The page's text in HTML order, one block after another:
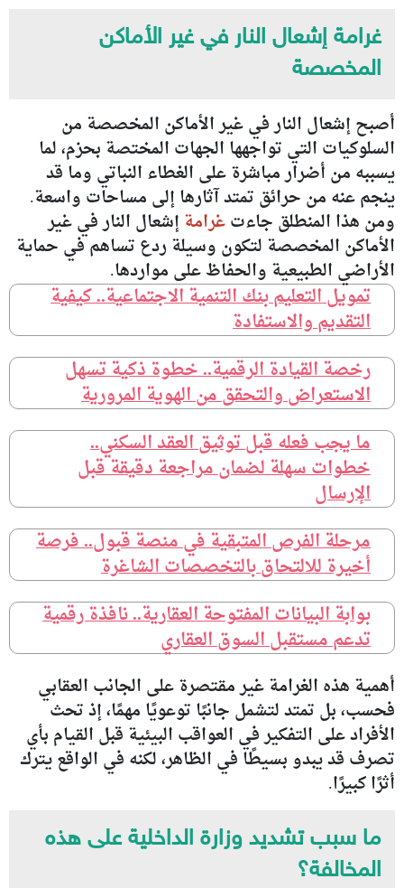
غرامة إشعال النار في غير الأماكن
المخصصة
أصبح إشعال النار في غير الأماكن المخصصة من
السلوكيات التي تواجهها الجهات المختصة بحزم، لما
يسببه من أضرار مباشرة على الغطاء النباتي وما قد
ينجم عنه من حرائق تمتد آثارها إلى مساحات واسعة.
ومن هذا المنطلق جاءتغرامةإشعال النار في غير
الأماكن المخصصة لتكون وسيلة ردع تساهم في حماية
الأراضي الطبيعية والحفاظ على مواردها.
تمويل التعليم بنك التنمية الاجتماعية.. كيفية
التقديم والاستفادة
رخصة القيادة الرقمية.. خطوة ذكية تسهل
الاستعراض والتحقق من الهوية المرورية
ما يجب فعله قبل توثيق العقد السكني..
خطوات سهلة لضمان مراجعة دقيقة قبل
الإرسال
مرحلة الفرص المتبقية في منصة قبول.. فرصة
أخيرة للالتحاق بالتخصصات الشاغرة
بوابة البيانات المفتوحة العقارية.. نافذة رقمية
تدعم مستقبل السوق العقاري
أهمية هذه الغرامة غير مقتصرة على الجانب العقابي
فحسب، بل تمتد لتشمل جانبًا توعويًا مهمًا، إذ تحث
الأفراد على التفكير في العواقب البيئية قبل القيام بأي
تصرف قد يبدو بسيطًا في الظاهر، لكنه في الواقع يترك
أثرًا كبيرًا.
ما سبب تشديد وزارة الداخلية على هذه
المخالفة؟